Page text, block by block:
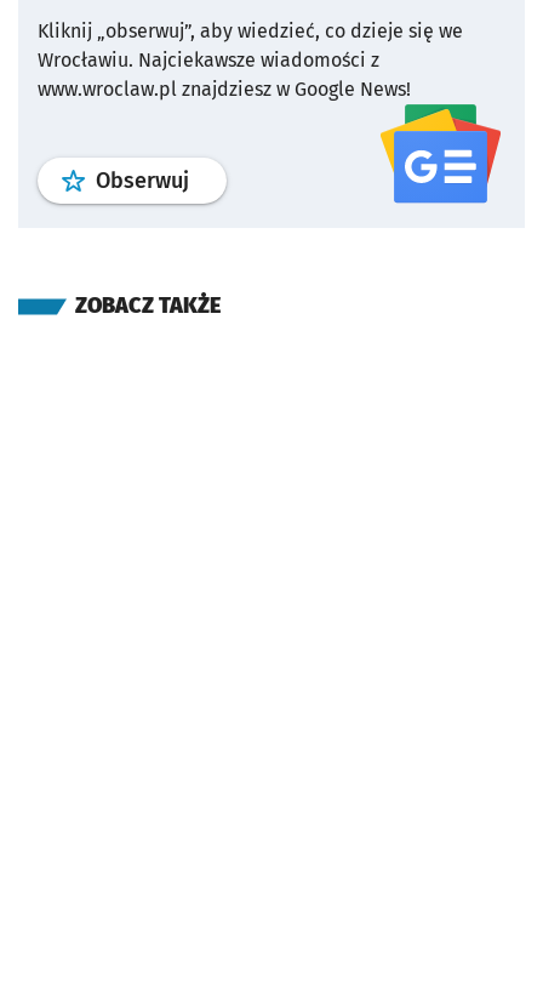
Kliknij „obserwuj”, aby wiedzieć, co dzieje się we
Wrocławiu. Najciekawsze wiadomości z
www.wroclaw.pl znajdziesz w Google News!
Obserwuj profil serwisu
ZOBACZ TAKŻE